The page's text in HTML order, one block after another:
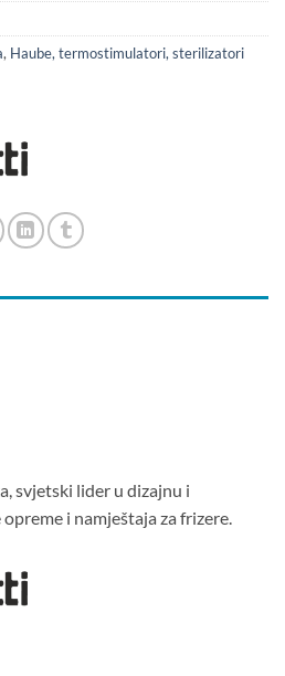
, Haube, termostimulatori, sterilizatori
svjetski lider u dizajnu i
i namještaja za frizere.